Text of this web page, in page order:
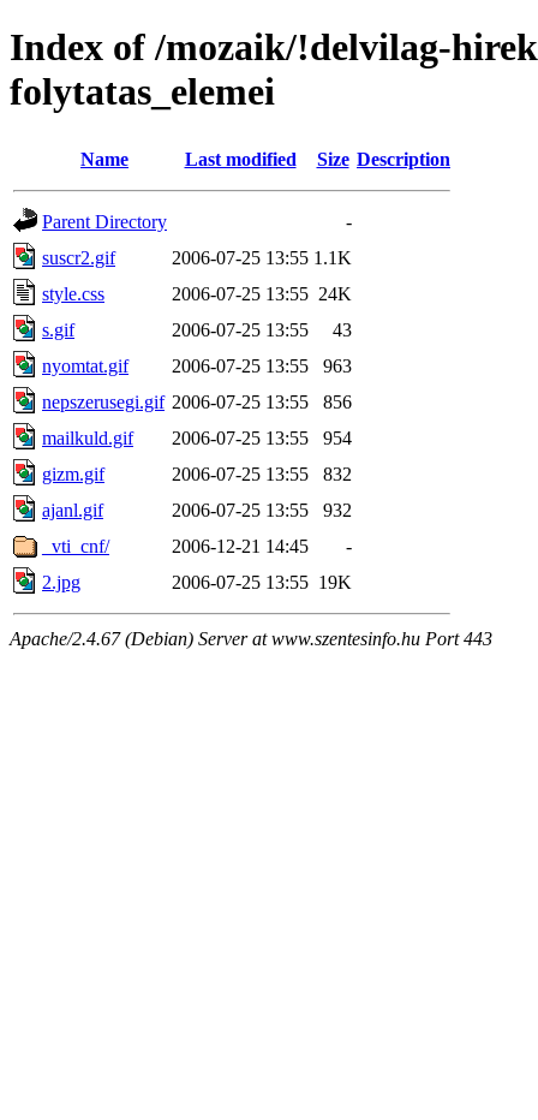
Index of /mozaik/!delvilag-
folytatas_elemei
Name Last modified Size Description
Parent Directory
-
suscr2.gif
2006-07-25 13:55 1.1K
style.css
2006-07-25 13:55 24K
s.gif
2006-07-25 13:55
43
nyomtat.gif
2006-07-25 13:55
963
nepszerusegi.gif 2006-07-25 13:55
856
mailkuld.gif
2006-07-25 13:55
954
gizm.gif
2006-07-25 13:55
832
ajanl.gif
2006-07-25 13:55
932
_vti_cnf/
2006-12-21 14:45
-
2.jpg
2006-07-25 13:55 19K
Apache/2.4.67 (Debian) Server at www.szentesinfo.hu Port 443